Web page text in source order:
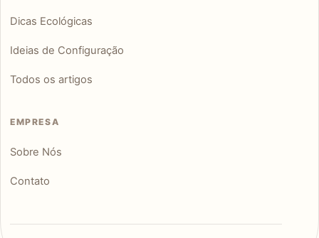
Dicas Ecológicas
Ideias de Configuração
Todos os artigos
EMPRESA
Sobre Nós
Contato